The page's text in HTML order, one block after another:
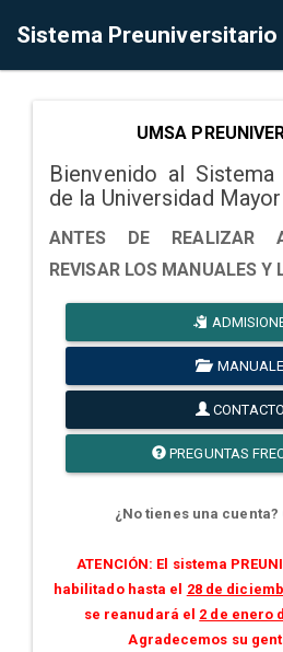
Sistema Preuniversitario
UMSA
Bienvenido al
de la Universidad
ANTES DE REALIZAR
REVISAR LOS MANUALES Y
PREGUNTAS
¿No tienes una cuenta?
ATENCIÓN: El sistema
habilitado hasta el 28 de
se reanudará el 2 de enero
Agradecemos su